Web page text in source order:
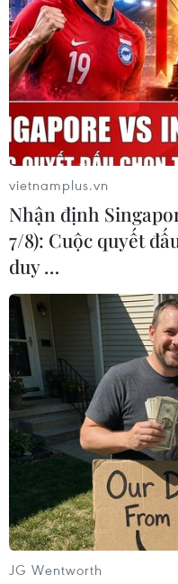
Triều Tiên, Nhật
Trung Quốc
19/03/2014 08:28
Ngày 19/3 tại Trung
Hội Chữ thập Đỏ đến từ
lại đàm phán.
vietnamplus.vn
Nhận định
7/8): Cuộc quyết
duy …
JG Wentworth